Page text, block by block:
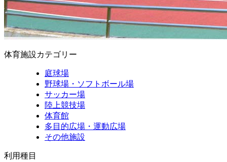
体育施設カテゴリー
庭球場
野球場・ソフトボール場
サッカー場
陸上競技場
体育館
多目的広場・運動広場
その他施設
利用種目